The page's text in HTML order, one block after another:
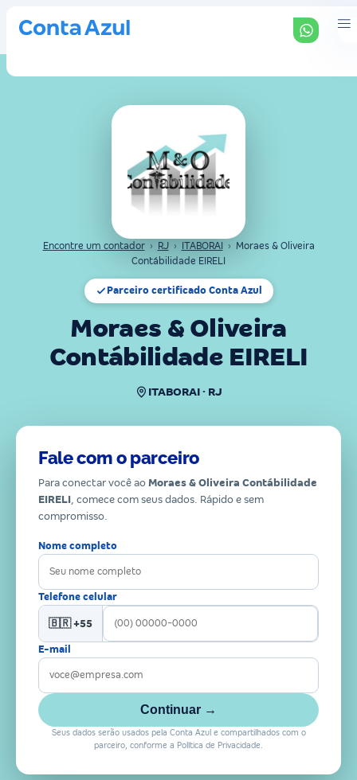
Encontre um contador › RJ › ITABORAI › Moraes & Oliveira
Contábilidade EIRELI
Parceiro certificado Conta Azul
Moraes & Oliveira
Contábilidade EIRELI
ITABORAI · RJ
Fale com o parceiro
Para conectar você ao Moraes & Oliveira Contábilidade
EIRELI, comece com seus dados. Rápido e sem
compromisso.
Nome completo
Telefone celular
🇧🇷 +55
E-mail
Continuar →
Seus dados serão usados pela Conta Azul e compartilhados com o
parceiro, conforme a Política de Privacidade.